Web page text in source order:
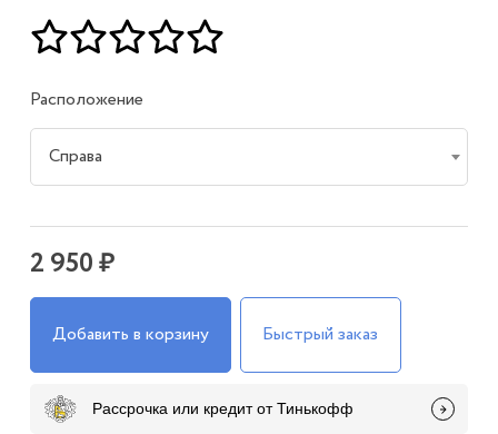
Расположение
Справа
2 950 ₽
Добавить в корзину Быстрый заказ
Рассрочка или кредит от Тинькофф